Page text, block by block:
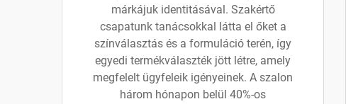
márkájuk identitásával. Szakértő
csapatunk tanácsokkal látta el őket a
színválasztás és a formuláció terén, így
egyedi termékválaszték jött létre, amely
megfelelt ügyfeleik igényeinek. A szalon
három hónapon belül 40%-os